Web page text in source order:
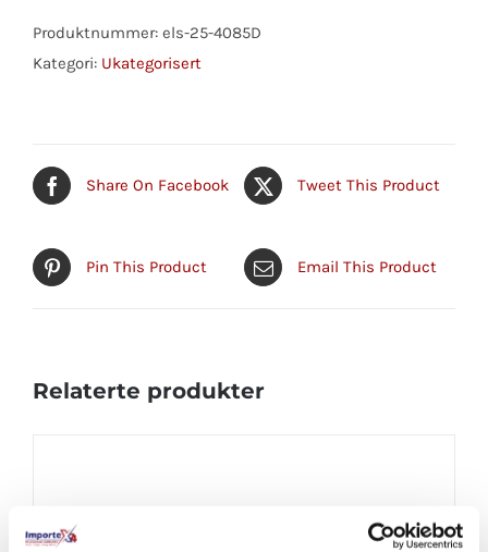
ORG.DENSO
antall
Produktnummer: els-25-4085D
Kategori: Ukategorisert
Share On Facebook Tweet This Product
Pin This Product Email This Product
Relaterte produkter